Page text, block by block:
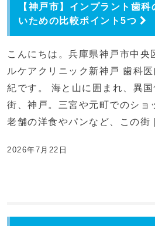
【神戸市】インプラント歯
いための比較ポイント5つ
こんにちは。兵庫県神戸市中央
ルケアクリニック新神戸 歯科
紀です。 海と山に囲まれ、異
街、神戸。三宮や元町でのショ
老舗の洋食やパンなど、この
2026年7月22日